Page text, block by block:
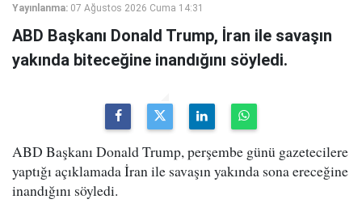
Yayınlanma: 07 Ağustos 2026 Cuma 14:31
ABD Başkanı Donald Trump, İran ile savaşın
yakında biteceğine inandığını söyledi.
ABD Başkanı Donald Trump, perşembe günü gazetecilere
yaptığı açıklamada İran ile savaşın yakında sona ereceğine
inandığını söyledi.